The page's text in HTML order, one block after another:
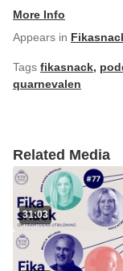
Related Media
31:03
More Info
Appears in
Tags fikasnack,
quarnevalen